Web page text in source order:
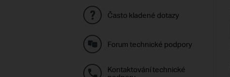
Často kladené dotazy
Forum technické podpory
Kontaktování technické